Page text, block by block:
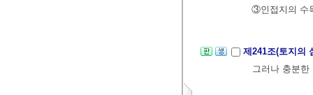
③인접지의 수
제241조(토지의
그러나 충분